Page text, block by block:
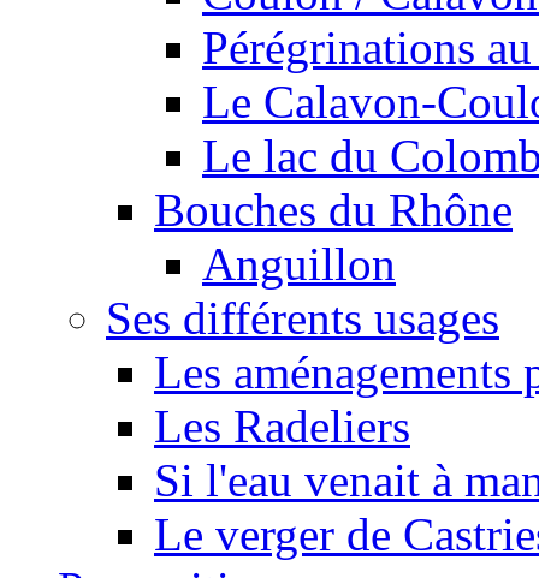
Pérégrinations
Le Calavon-
Le lac du
Bouches du Rhône
Anguillon
Ses différents usages
Les
Les Radeliers
Si l'eau venait à
Le verger de